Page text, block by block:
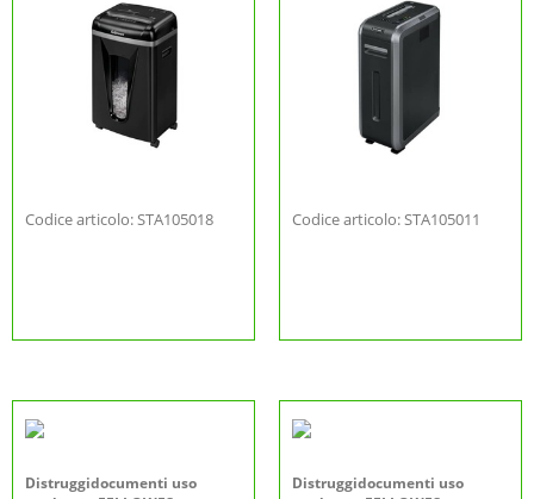
Codice articolo: STA105018 Codice articolo: STA105011
Distruggidocumenti uso
Distruggidocumenti uso